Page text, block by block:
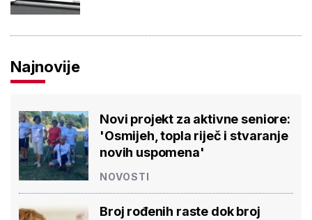
Najnovije
Novi projekt za aktivne seniore:
'Osmijeh, topla riječ i stvaranje
novih uspomena'
NOVOSTI
Broj rođenih raste dok broj